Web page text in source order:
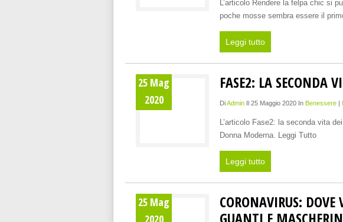
L’articolo Rendere la felpa chic si
poche mosse sembra essere il
Leggi tutto
25 Mag
2020
FASE2: LA SECONDA
DiAdmin Il 25 Maggio 2020 In Benessere
L’articolo Fase2: la seconda vita
Donna Moderna. Leggi Tutto
Leggi tutto
25 Mag
2020
CORONAVIRUS: